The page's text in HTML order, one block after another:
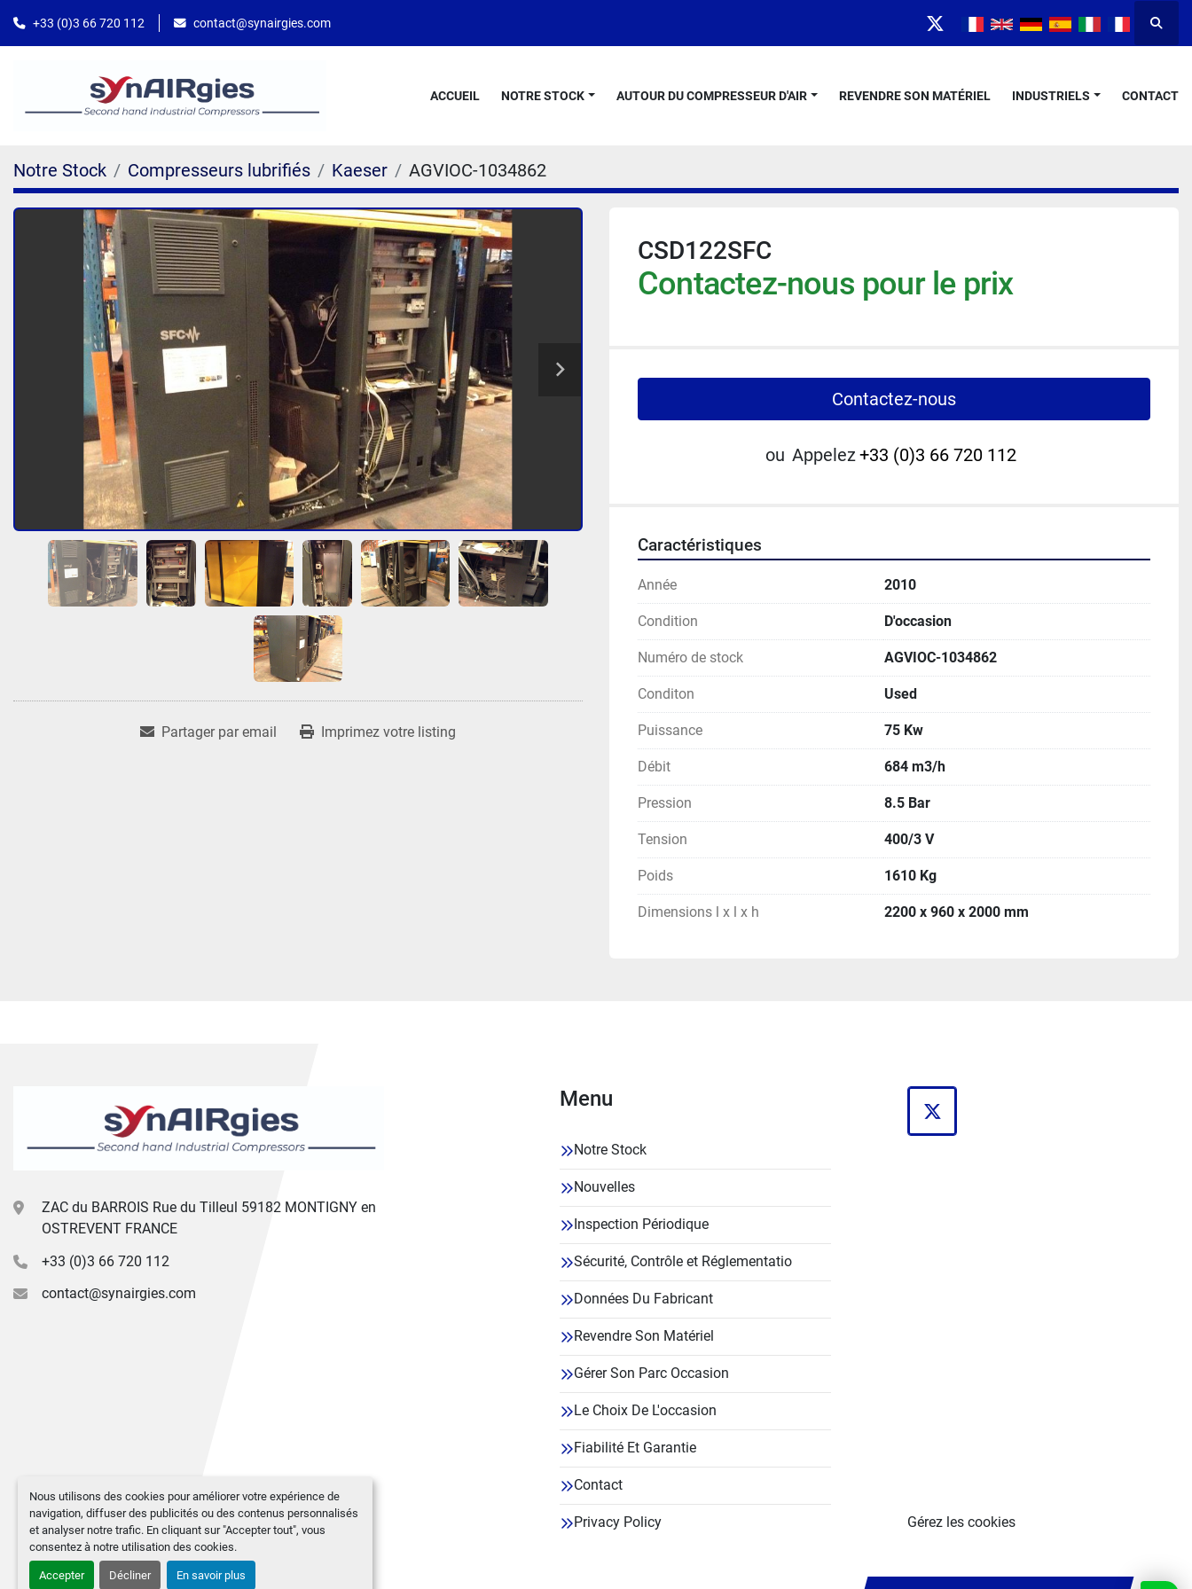
Nous utilisons des cookies pour améliorer votre expérience de
navigation, diffuser des publicités ou des contenus personnalisés
et analyser notre trafic. En cliquant sur "Accepter tout", vous
consentez à notre utilisation des cookies.
Accepter Décliner En savoir plus
+33 (0)3 66 720 112 contact@synairgies.com
twitter
ACCUEIL NOTRE STOCK AUTOUR DU COMPRESSEUR D'AIR REVENDRE SON MATÉRIEL INDUSTRIELS CONTACT
Notre Stock Compresseurs lubrifiés Kaeser AGVIOC-1034862
Partager par email Imprimez votre listing
CSD122SFC
Contactez-nous pour le prix
Contactez-nous
ou Appelez+33 (0)3 66 720 112
Caractéristiques
Année 2010
Condition D'occasion
Numéro de stock AGVIOC-1034862
Conditon Used
Puissance 75 Kw
Débit 684 m3/h
Pression 8.5 Bar
Tension 400/3 V
Poids 1610 Kg
Dimensions l x l x h 2200 x 960 x 2000 mm
ZAC du BARROIS Rue du Tilleul 59182 MONTIGNY en
OSTREVENT FRANCE
+33 (0)3 66 720 112
contact@synairgies.com
Menu
Notre Stock
Nouvelles
Inspection Périodique
Sécurité, Contrôle et Réglementatio
Données Du Fabricant
Revendre Son Matériel
Gérer Son Parc Occasion
Le Choix De L'occasion
Fiabilité Et Garantie
Contact
Privacy Policy
twitter
Gérez les cookies